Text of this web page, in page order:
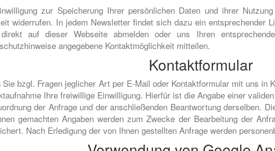
zur Speicherung Ihrer persönlichen Daten und ihrer
widerrufen. In jedem Newsletter findet sich dazu ein entsprechender
auf dieser Webseite abmelden oder uns Ihren
angegebene Kontaktmöglichkeit mitteilen.
Kontaktformular
Sie bzgl. Fragen jeglicher Art per E-Mail oder Kontaktformular mit uns in
Ihre freiwillige Einwilligung. Hierfür ist die Angabe einer
der Anfrage und der anschließenden Beantwortung derselben.
gemachten Angaben werden zum Zwecke der Bearbeitung der
Nach Erledigung der von Ihnen gestellten Anfrage werden